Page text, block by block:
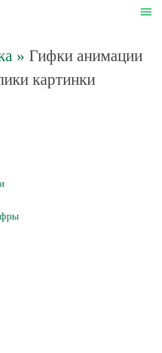
menu
» Гифки анимации
картинки